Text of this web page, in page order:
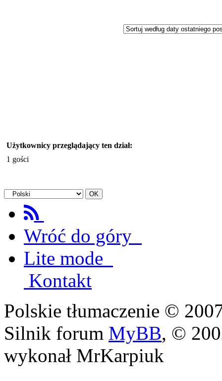
Użytkownicy przeglądający ten dział:
1 gości
Wróć do góry
Lite mode
Kontakt
Polskie tłumaczenie ©
Silnik forum MyBB, ©
wykonał MrKarpiuk